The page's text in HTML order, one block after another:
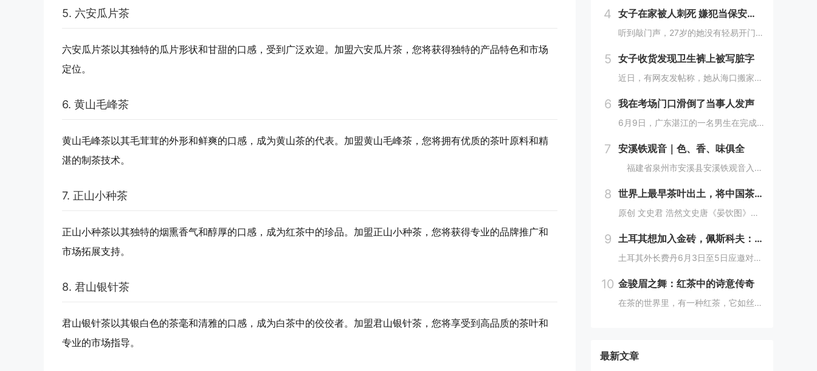
5. 六安瓜片茶
六安瓜片茶以其独特的瓜片形状和甘甜的口感，受到广泛欢迎。加盟六安瓜片茶，您将获得独特的产品特色和市场
定位。
6. 黄山毛峰茶
黄山毛峰茶以其毛茸茸的外形和鲜爽的口感，成为黄山茶的代表。加盟黄山毛峰茶，您将拥有优质的茶叶原料和精
湛的制茶技术。
7. 正山小种茶
正山小种茶以其独特的烟熏香气和醇厚的口感，成为红茶中的珍品。加盟正山小种茶，您将获得专业的品牌推广和
市场拓展支持。
8. 君山银针茶
君山银针茶以其银白色的茶毫和清雅的口感，成为白茶中的佼佼者。加盟君山银针茶，您将享受到高品质的茶叶和
专业的市场指导。
4 女子在家被人刺死 嫌犯当保安面行凶
听到敲门声，27岁的她没有轻易开门，当小区6旬保安赶到后她才打开，随后门外一名素不相识的女子当着保安的面入室，将她杀害。母亲外出办事女儿独自在家，门外响起阵阵敲门声这名遇害女子叫林薇（化名），今年27岁，家住四川省成都市郫都区红光街道中航城...
5 女子收货发现卫生裤上被写脏字
近日，有网友发帖称，她从海口搬家至昆明，期间使用德邦快递寄私人物品，收货时发现“干净的衣服有一股浓烈的脚臭味，安睡裤上用红笔写着侮辱我的字，希望德邦可以给我一个合理的解释”。此事随即引发热议。5月28日，该消费者告诉记者，预约快递员上门取件...
6 我在考场门口滑倒了当事人发声
6月9日，广东湛江的一名男生在完成人生中重要的高考之后，怀着激动的心情冲出考场，想要以一种特别的方式庆祝这一时刻。他选择了模仿篮球巨星迈克尔·乔丹的炫酷飞踢动作，以此来表达自己的兴奋和释放压力。然而，事与愿违，由于考场外的地面湿滑，他在尝试...
7 安溪铁观音｜色、香、味俱全
福建省泉州市安溪县安溪铁观音入选中国茶叶十大区域公共品牌, “安溪铁观音茶文化系统”被联合国粮农组织正式认定为“全球重要农业文化遗产”。近年来，安溪县紧紧围绕统筹做好茶文化、茶产业、茶科技这篇大文章，以创建国家级农业现代化示范区为载体，稳...
8 世界上最早茶叶出土，将中国茶事推进了三百年，茶文化就是讲究
原创 文史君 浩然文史唐《晏饮图》（局部） 前部站着两个奉茶的童子山东大学考古团队发表的一篇考古报告，正式宣布在山东济宁邹城邾国故城遗址中发现了世界上最早的茶叶。在这之前，世界上最早的茶叶发现于汉景帝刘启的阳陵从葬坑。山东大学的这一发现，直...
9 土耳其想加入金砖，佩斯科夫：俄方持积极态度
土耳其外长费丹6月3日至5日应邀对中国进行正式访问。据香港《南华早报》报道，费丹在访华期间表示，土耳其希望成为金砖国家成员，这可以为土耳其提供加入欧盟之外的“良好选择”。对此，作为今年金砖国家轮值主席国的俄罗斯表示欢迎。香港《南华早报》4日...
10 金骏眉之舞：红茶中的诗意传奇
在茶的世界里，有一种红茶，它如丝如缕，又似骏马奔腾的尾鬃，轻盈而富有力量，那就是金骏眉。这名字，既是对其形态的美妙描绘，又似一曲悠扬的乐章，让人在品味间，仿佛能听到历史的回声，感受到文化的韵味。金骏眉，这个名字仿佛带着一种神秘的魅力，引人遐...
最新文章